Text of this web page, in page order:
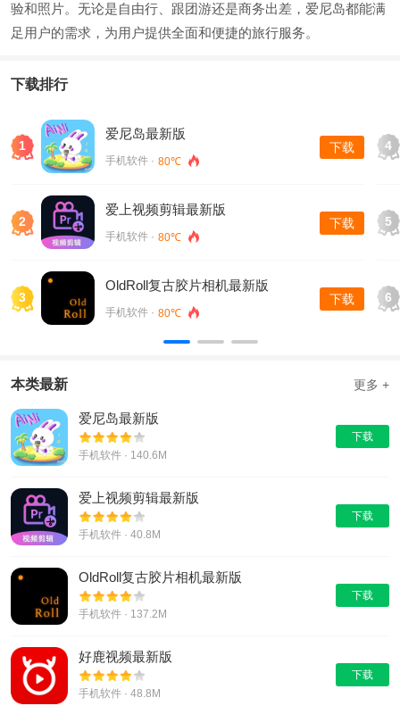
验和照片。无论是自由行、跟团游还是商务出差，爱尼岛都能满
足用户的需求，为用户提供全面和便捷的旅行服务。
下载排行
1
爱尼岛最新版
手机软件 · 80℃
下载
2
爱上视频剪辑最新版
手机软件 · 80℃
下载
3
OldRoll复古胶片相机最新版
手机软件 · 80℃
下载
4
5
6
本类最新 更多 +
爱尼岛最新版
手机软件 · 140.6M
下载
爱上视频剪辑最新版
手机软件 · 40.8M
下载
OldRoll复古胶片相机最新版
手机软件 · 137.2M
下载
好鹿视频最新版
手机软件 · 48.8M
下载